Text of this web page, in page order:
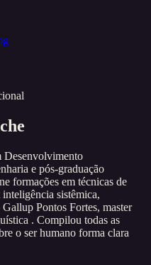
Desenvolvimento
e pós-graduação
formações em técnicas de
inteligência sistêmica,
Pontos Fortes, master
. Compilou todas as
o ser humano forma clara